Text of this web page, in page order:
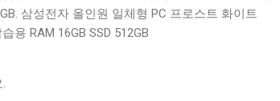
삼성전자 올인원 일체형 PC 프로스트 화이트
용 RAM 16GB SSD 512GB